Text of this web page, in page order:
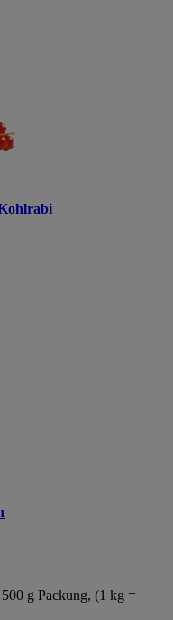
g Packung, (1 kg =